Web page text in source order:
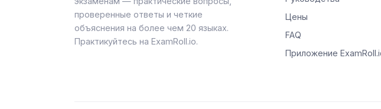
проверенные ответы и четкие
объяснения на более чем 20 языках.
Практикуйтесь на ExamRoll.io.
Цены
FAQ
Приложение